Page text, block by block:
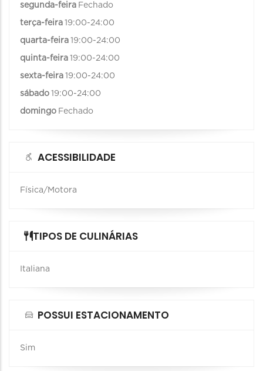
segunda-feira Fechado
terça-feira 19:00-24:00
quarta-feira 19:00-24:00
quinta-feira 19:00-24:00
sexta-feira 19:00-24:00
sábado 19:00-24:00
domingo Fechado
ACESSIBILIDADE
Física/Motora
TIPOS DE CULINÁRIAS
Italiana
POSSUI ESTACIONAMENTO
Sim